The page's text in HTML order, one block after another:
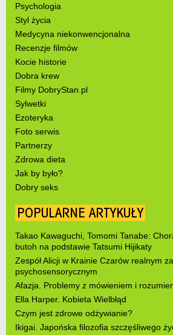
Psychologia
Styl życia
Medycyna niekonwencjonalna
Recenzje filmów
Kocie historie
Dobra krew
Filmy DobryStan.pl
Sylwetki
Ezoteryka
Foto serwis
Partnerzy
Zdrowa dieta
Jak by było?
Dobry seks
POPULARNE ARTYKUŁY
Takao Kawaguchi, Tomomi Tanabe:
butoh na podstawie Tatsumi Hijikaty
Zespół Alicji w Krainie Czarów realnym
psychosensorycznym
Afazja. Problemy z mówieniem i
Ella Harper. Kobieta Wielbłąd
Czym jest zdrowe odżywianie?
Ikigai. Japońska filozofia szczęśliwego